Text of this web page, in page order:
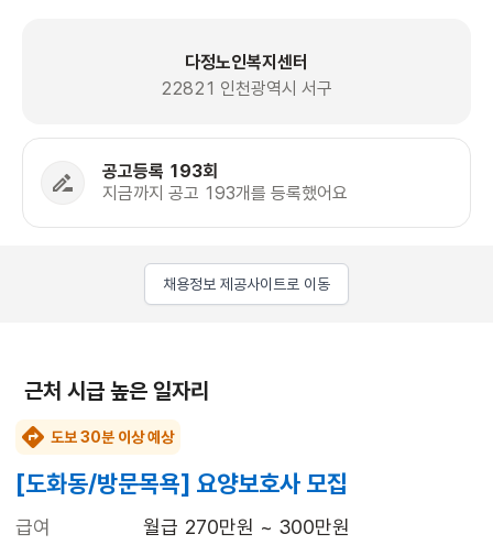
다정노인복지센터
22821 인천광역시 서구
공고등록 193회
지금까지 공고 193개를 등록했어요
채용정보 제공사이트로 이동
근처 시급 높은 일자리
도보 30분 이상 예상
[도화동/방문목욕] 요양보호사 모집
급여
월급 270만원 ~ 300만원